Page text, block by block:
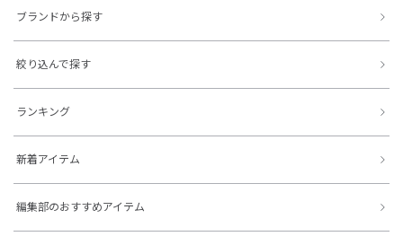
ブランドから探す
絞り込んで探す
ランキング
新着アイテム
編集部のおすすめアイテム